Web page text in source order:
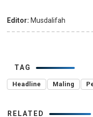
Editor: Musdalifah
TAG
Headline Maling
RELATED